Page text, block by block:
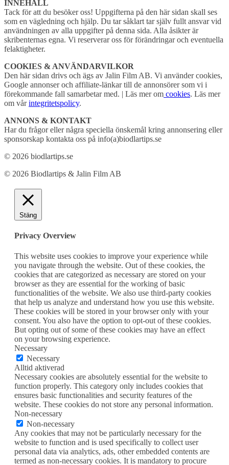
INNEHÅLL
Tack för att du besöker oss! Uppgifterna på den här sidan skall ses
som en vägledning och hjälp. Du tar såklart tar själv fullt ansvar vid
användningen av alla uppgifter på denna sida. Alla åsikter är
skribenternas egna. Vi reserverar oss för förändringar och eventuella
felaktigheter.
COOKIES & ANVÄNDARVILKOR
Den här sidan drivs och ägs av Jalin Film AB. Vi använder cookies,
Google annonser och affiliate-länkar till de annonsörer som vi i
förekommande fall samarbetar med. | Läs mer om cookies. Läs mer
om vårintegritetspolicy.
ANNONS & KONTAKT
Har du frågor eller några speciella önskemål kring annonsering eller
sponsorskap kontakta oss på info(a)biodlartips.se
© 2026 biodlartips.se
© 2026 Biodlartips & Jalin Film AB
Stäng
Privacy Overview
This website uses cookies to improve your experience while
you navigate through the website. Out of these cookies, the
cookies that are categorized as necessary are stored on your
browser as they are essential for the working of basic
functionalities of the website. We also use third-party cookies
that help us analyze and understand how you use this website.
These cookies will be stored in your browser only with your
consent. You also have the option to opt-out of these cookies.
But opting out of some of these cookies may have an effect
on your browsing experience.
Necessary
Necessary
Alltid aktiverad
Necessary cookies are absolutely essential for the website to
function properly. This category only includes cookies that
ensures basic functionalities and security features of the
website. These cookies do not store any personal information.
Non-necessary
Non-necessary
Any cookies that may not be particularly necessary for the
website to function and is used specifically to collect user
personal data via analytics, ads, other embedded contents are
termed as non-necessary cookies. It is mandatory to procure